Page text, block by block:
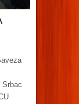
Srbac